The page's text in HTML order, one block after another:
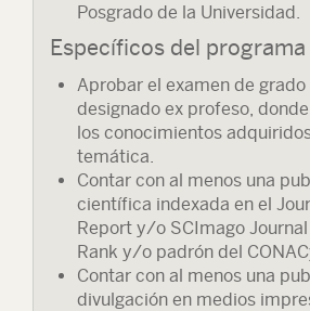
Posgrado de la Universidad.
Específicos del programa
Aprobar el examen de
designado ex profeso,
los conocimientos
temática.
Contar con al menos una
científica indexada en el
Report y/o SCImago
Rank y/o padrón del
Contar con al menos una
divulgación en medios